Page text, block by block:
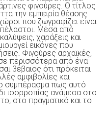
φιγούρες. Ο τίτλος
την εμπειρία θέασης
που ζωγραφίζει είναι
Μέσα από
χαράξεις και
εικόνες που
Φιγούρες αρχαϊκές,
περισσότερα από ένα
βέβαιος ότι πρόκειται
αμφιβολίες και
συμπέρασμα πως αυτό
ισορροπίας ανάμεσα στο
στο πραγματικό και το